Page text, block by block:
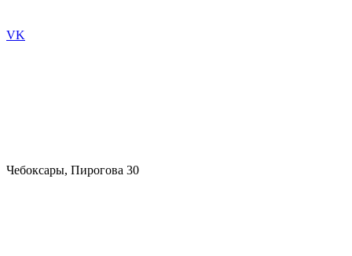
VK
Чебоксары, Пирогова 30